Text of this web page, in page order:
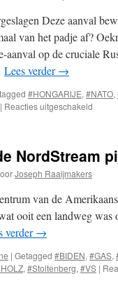
Deze aanval
van het padje af?
aanval op de cruciale
Lees verder→
#HONGARIJE, #NATO,
| Reacties uitgeschakeld
en
NordStream
Joseph Raaijmakers
van de
ooit een landweg
verder→
| Getagged #BIDEN, #GAS,
, #Stoltenberg, #VS |